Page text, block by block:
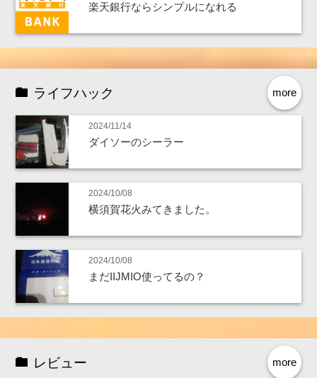
楽天銀行ならシンプルになれる
more
ライフハック
2024/11/14
ダイソーのシーラー
2024/10/08
横須賀花火みてきました。
2024/10/08
まだIIJMIO使ってるの？
more
レビュー